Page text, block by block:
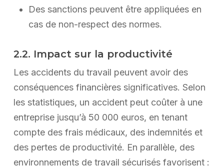
Des sanctions peuvent être appliquées en
cas de non-respect des normes.
2.2. Impact sur la productivité
Les accidents du travail peuvent avoir des
conséquences financières significatives. Selon
les statistiques, un accident peut coûter à une
entreprise jusqu’à 50 000 euros, en tenant
compte des frais médicaux, des indemnités et
des pertes de productivité. En parallèle, des
environnements de travail sécurisés favorisent :